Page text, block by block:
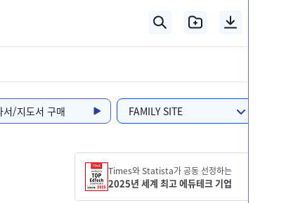
서/지도서 구매 FAMILY SITE
Times와 Statista가 공동 선정하는
2025년 세계 최고 에듀테크 기업